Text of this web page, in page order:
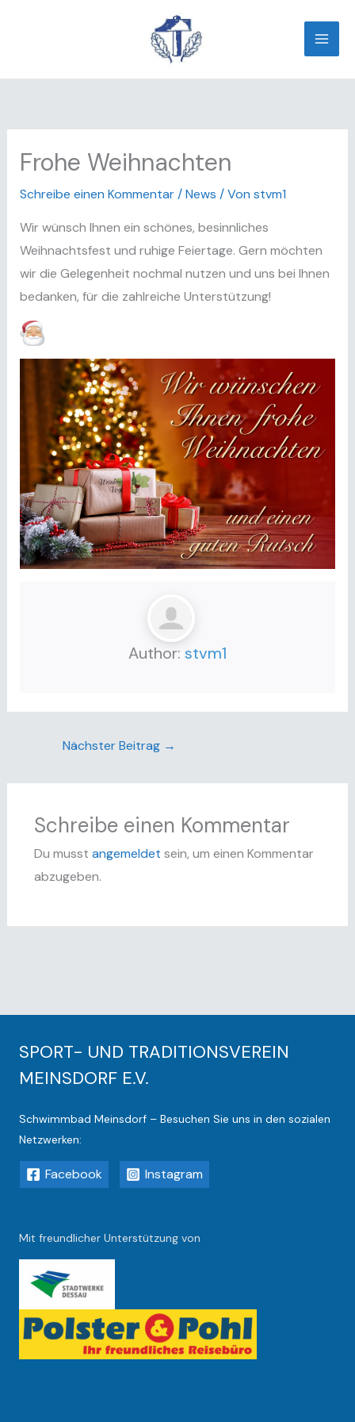
Frohe Weihnachten
Schreibe einen Kommentar /News / Von stvm1
Wir wünsch Ihnen ein schönes, besinnliches
Weihnachtsfest und ruhige Feiertage. Gern möchten
wir die Gelegenheit nochmal nutzen und uns bei Ihnen
bedanken, für die zahlreiche Unterstützung!
Author: stvm1
Nächster Beitrag →
Schreibe einen Kommentar
Du musst angemeldet sein, um einen Kommentar
abzugeben.
SPORT- UND TRADITIONSVEREIN
MEINSDORF E.V.
Schwimmbad Meinsdorf – Besuchen Sie uns in den sozialen
Netzwerken:
Facebook Instagram
Mit freundlicher Unterstützung von